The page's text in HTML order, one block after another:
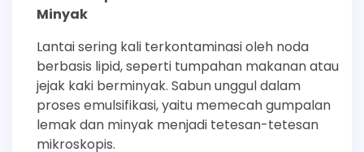
Minyak
Lantai sering kali terkontaminasi oleh noda
berbasis lipid, seperti tumpahan makanan atau
jejak kaki berminyak. Sabun unggul dalam
proses emulsifikasi, yaitu memecah gumpalan
lemak dan minyak menjadi tetesan-tetesan
mikroskopis.